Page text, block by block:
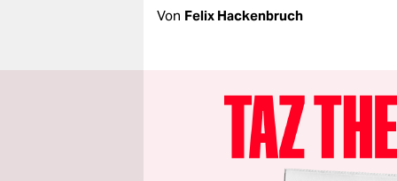
Von Felix Hackenbruch